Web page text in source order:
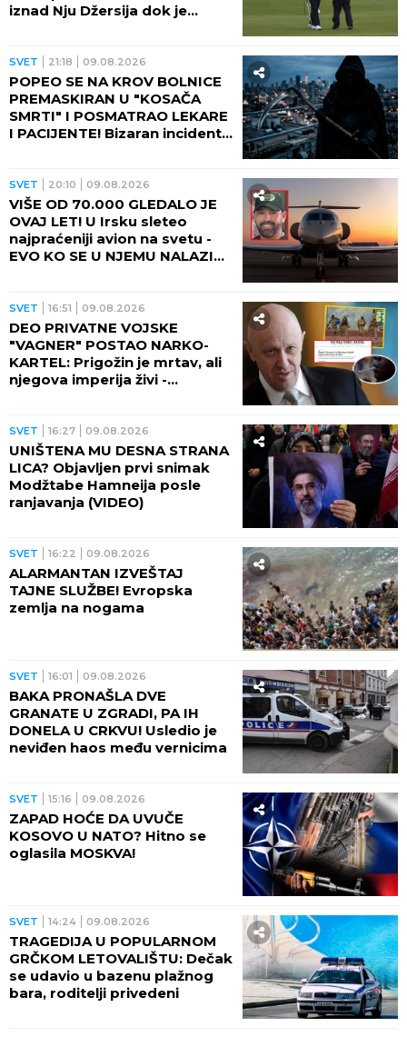
iznad Nju Džersija dok je
SVET 21:18 09.08.2026
POPEO SE NA KROV BOLNICE
PREMASKIRAN U "KOSAČA
SMRTI" I POSMATRAO LEKARE
I PACIJENTE! Bizaran incident
SVET 20:10 09.08.2026
VIŠE OD 70.000 GLEDALO JE
OVAJ LET! U Irsku sleteo
najpraćeniji avion na svetu -
EVO KO SE U NJEMU NALAZIO i
SVET 16:51 09.08.2026
DEO PRIVATNE VOJSKE
"VAGNER" POSTAO NARKO-
KARTEL: Prigožin je mrtav, ali
njegova imperija živi -
SVET 16:27 09.08.2026
UNIŠTENA MU DESNA STRANA
LICA? Objavljen prvi snimak
Modžtabe Hamneija posle
ranjavanja (VIDEO)
SVET 16:22 09.08.2026
ALARMANTAN IZVEŠTAJ
TAJNE SLUŽBE! Evropska
zemlja na nogama
SVET 16:01 09.08.2026
BAKA PRONAŠLA DVE
GRANATE U ZGRADI, PA IH
DONELA U CRKVU! Usledio je
neviđen haos među vernicima
SVET 15:16 09.08.2026
ZAPAD HOĆE DA UVUČE
KOSOVO U NATO? Hitno se
oglasila MOSKVA!
SVET 14:24 09.08.2026
TRAGEDIJA U POPULARNOM
GRČKOM LETOVALIŠTU: Dečak
se udavio u bazenu plažnog
bara, roditelji privedeni